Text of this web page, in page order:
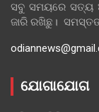
ସବୁ ସମୟରେ ସତ୍ୟ
ଜାରି ରଖିଛୁ।
ଯୋଗାଯୋଗ